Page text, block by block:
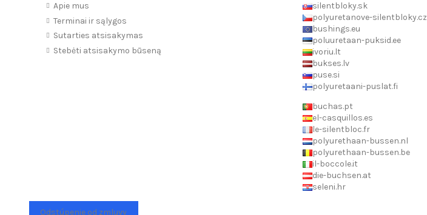
Apie mus
Terminai ir sąlygos
Sutarties atsisakymas
Stebėti atsisakymo būseną
silentbloky.sk
polyuretanove-silentbloky.cz
bushings.eu
poluuretaan-puksid.ee
ivoriu.lt
bukses.lv
puse.si
polyuretaani-puslat.fi
buchas.pt
el-casquillos.es
le-silentbloc.fr
polyurethaan-bussen.nl
polyurethaan-bussen.be
il-boccole.it
die-buchsen.at
seleni.hr
Odstúpenie od zmluvy